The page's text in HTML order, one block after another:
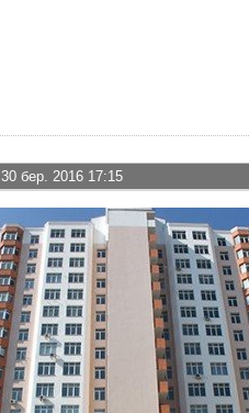
30 бер. 2016 17:15